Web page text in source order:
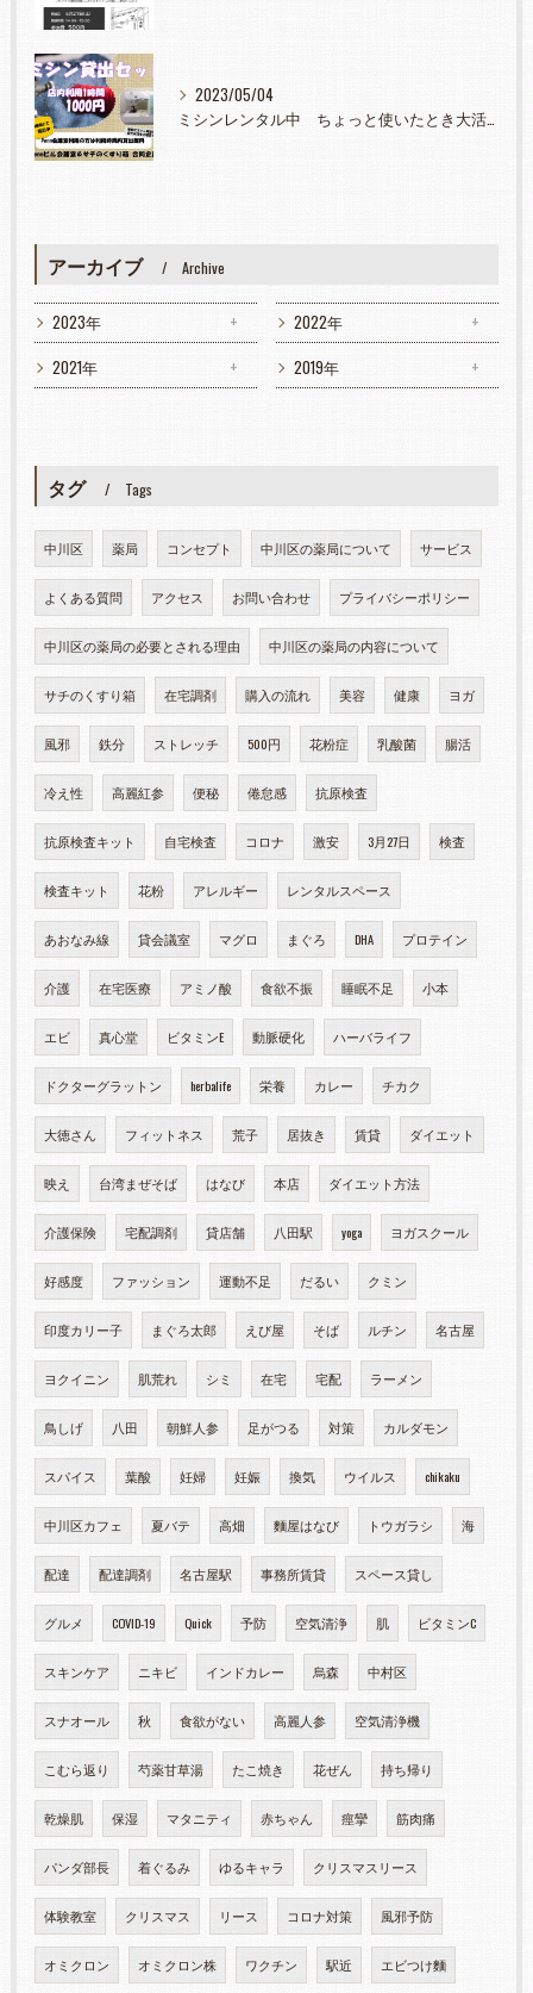
2023/05/04
ミシンレンタル中 ちょっと使いたとき大活躍
アーカイブ Archive
2023年
2022年
2021年
2019年
タグ Tags
中川区 薬局 コンセプト 中川区の薬局について サービス
よくある質問 アクセス お問い合わせ プライバシーポリシー
中川区の薬局の必要とされる理由 中川区の薬局の内容について
サチのくすり箱 在宅調剤 購入の流れ 美容 健康 ヨガ
風邪 鉄分 ストレッチ 500円 花粉症 乳酸菌 腸活
冷え性 高麗紅参 便秘 倦怠感 抗原検査
抗原検査キット 自宅検査 コロナ 激安 3月27日 検査
検査キット 花粉 アレルギー レンタルスペース
あおなみ線 貸会議室 マグロ まぐろ DHA プロテイン
介護 在宅医療 アミノ酸 食欲不振 睡眠不足 小本
エビ 真心堂 ビタミンE 動脈硬化 ハーバライフ
ドクターグラットン herbalife 栄養 カレー チカク
大徳さん フィットネス 荒子 居抜き 賃貸 ダイエット
映え 台湾まぜそば はなび 本店 ダイエット方法
介護保険 宅配調剤 貸店舗 八田駅 yoga ヨガスクール
好感度 ファッション 運動不足 だるい クミン
印度カリー子 まぐろ太郎 えび屋 そば ルチン 名古屋
ヨクイニン 肌荒れ シミ 在宅 宅配 ラーメン
鳥しげ 八田 朝鮮人参 足がつる 対策 カルダモン
スパイス 葉酸 妊婦 妊娠 換気 ウイルス chikaku
中川区カフェ 夏バテ 高畑 麵屋はなび トウガラシ 海
配達 配達調剤 名古屋駅 事務所賃貸 スペース貸し
グルメ COVID-19 Quick 予防 空気清浄 肌 ビタミンC
スキンケア ニキビ インドカレー 烏森 中村区
スナオール 秋 食欲がない 高麗人参 空気清浄機
こむら返り 芍薬甘草湯 たこ焼き 花ぜん 持ち帰り
乾燥肌 保湿 マタニティ 赤ちゃん 痙攣 筋肉痛
パンダ部長 着ぐるみ ゆるキャラ クリスマスリース
体験教室 クリスマス リース コロナ対策 風邪予防
オミクロン オミクロン株 ワクチン 駅近 エビつけ麵